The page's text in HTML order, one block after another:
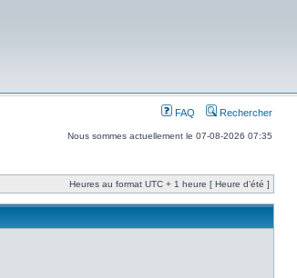
FAQ Rechercher
Nous sommes actuellement le 07-08-2026 07:35
Heures au format UTC + 1 heure [ Heure d’été ]